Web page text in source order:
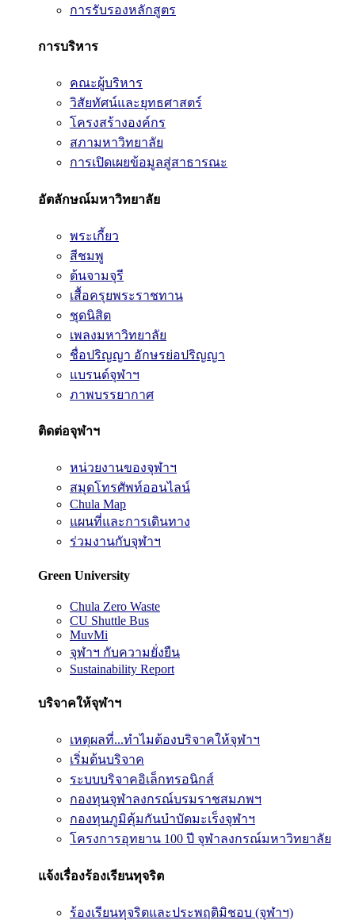
การรับรองหลักสูตร
การบริหาร
คณะผู้บริหาร
วิสัยทัศน์และยุทธศาสตร์
โครงสร้างองค์กร
สภามหาวิทยาลัย
การเปิดเผยข้อมูลสู่สาธารณะ
อัตลักษณ์มหาวิทยาลัย
พระเกี้ยว
สีชมพู
ต้นจามจุรี
เสื้อครุยพระราชทาน
ชุดนิสิต
เพลงมหาวิทยาลัย
ชื่อปริญญา อักษรย่อปริญญา
แบรนด์จุฬาฯ
ภาพบรรยากาศ
ติดต่อจุฬาฯ
หน่วยงานของจุฬาฯ
สมุดโทรศัพท์ออนไลน์
Chula Map
แผนที่และการเดินทาง
ร่วมงานกับจุฬาฯ
Green University
Chula Zero Waste
CU Shuttle Bus
MuvMi
จุฬาฯ กับความยั่งยืน
Sustainability Report
บริจาคให้จุฬาฯ
เหตุผลที่...ทำไมต้องบริจาคให้จุฬาฯ
เริ่มต้นบริจาค
ระบบบริจาคอิเล็กทรอนิกส์
กองทุนจุฬาลงกรณ์บรมราชสมภพฯ
กองทุนภูมิคุ้มกันบำบัดมะเร็งจุฬาฯ
โครงการอุทยาน 100 ปี จุฬาลงกรณ์มหาวิทยาลัย
แจ้งเรื่องร้องเรียนทุจริต
ร้องเรียนทุจริตและประพฤติมิชอบ (จุฬาฯ)